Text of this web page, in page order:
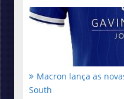
Macron lança as
South